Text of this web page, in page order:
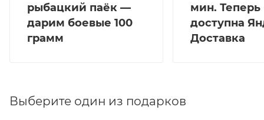
рыбацкий паёк —
дарим боевые 100
грамм
мин. Теперь
доступна
Доставка
Выберите один из подарков